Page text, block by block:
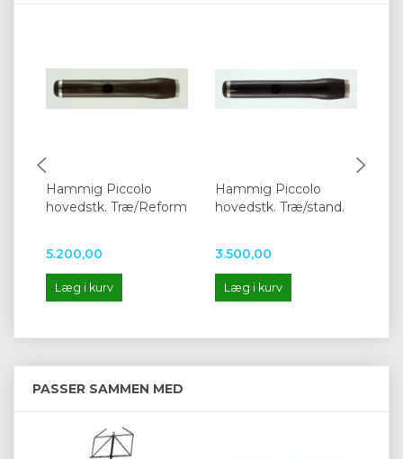
Hammig Piccolo
hovedstk. Træ/Reform
5.200,00
Læg i kurv
Hammig Piccolo
hovedstk. Træ/stand.
3.500,00
Læg i kurv
PASSER SAMMEN MED